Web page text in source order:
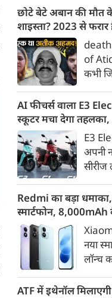
किया
पर
किया
कर दी
छोटे बेटे अबान की मौत
शाइस्ता? 2023 से
की पत्नी
of
कभी
अहमद
किस्मत
जिस
अतीक
असद
अब
सड़क
AI फीचर्स वाला E3
स्कूटर मचा देगा
साल की बैटरी वारंटी,
हैरान
E3
अपनी
सीरीज
पेश
कीमत 99,999 रुपए (एक्स-शोरूम,
बेंगलुरु)
बुकिंग
कंपनी
जरिए
में इसे
Redmi का बड़ा
स्मार्टफोन,
नया
लॉन्च
ATF में इथेनॉल